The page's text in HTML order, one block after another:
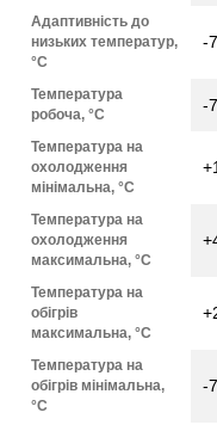
Адаптивність до
низьких температур,
°С
-7
Температура
робоча, °С
-
Температура на
охолодження
мінімальна, °С
Температура на
охолодження
максимальна, °С
Температура на
обігрів
максимальна, °С
Температура на
обігрів мінімальна,
°С
-7